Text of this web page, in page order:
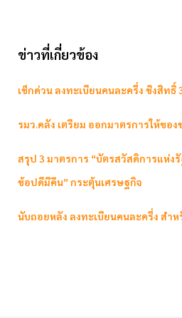
ข่าวที่เกี่ยวข้อง
เช็กด่วน ลงทะเบียนคนละครึ่ง ชิงสิทธิ์
รมว.คลัง เตรียม ออกมาตรการให้ขอ
สรุป 3 มาตรการ “บัตรสวัสดิการแห่ง
ช้อปดีมีคืน” กระตุ้นเศรษฐกิจ
นับถอยหลัง ลงทะเบียนคนละครึ่ง สำ